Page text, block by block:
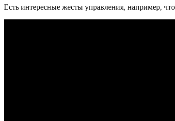
Есть интересные жесты управления, например,